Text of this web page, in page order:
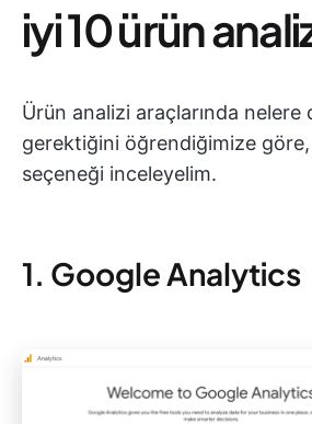
iyi 10 ürün
Ürün analizi araçlarında
gerektiğini öğrendiğimize
seçeneği inceleyelim.
1. Google Analytics